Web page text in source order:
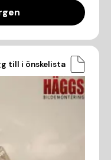
till i önskelista